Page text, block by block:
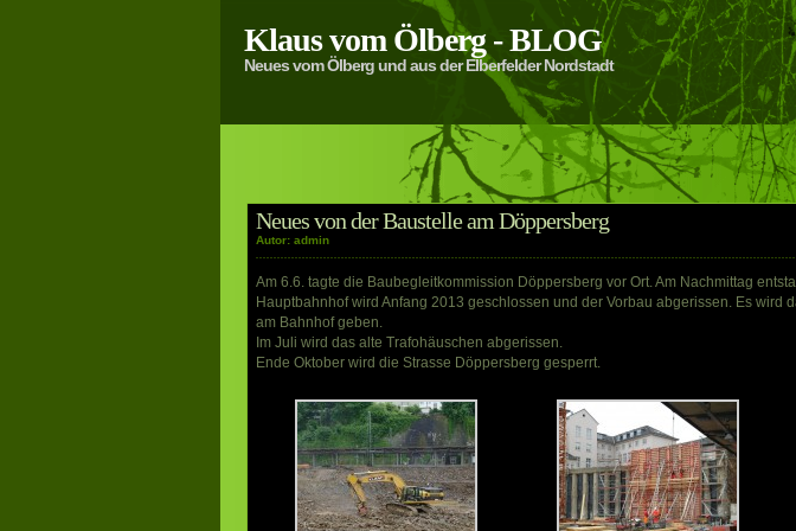
Klaus vom Ölberg - BLOG
Neues vom Ölberg und aus der Elberfelder Nordstadt
Neues von der Baustelle am Döppersberg
Autor: admin
Am 6.6. tagte die Baubegleitkommission Döppersberg vor Ort. Am Nachmittag
Hauptbahnhof wird Anfang 2013 geschlossen und der Vorbau abgerissen. Es wird
am Bahnhof geben.
Im Juli wird das alte Trafohäuschen abgerissen.
Ende Oktober wird die Strasse Döppersberg gesperrt.